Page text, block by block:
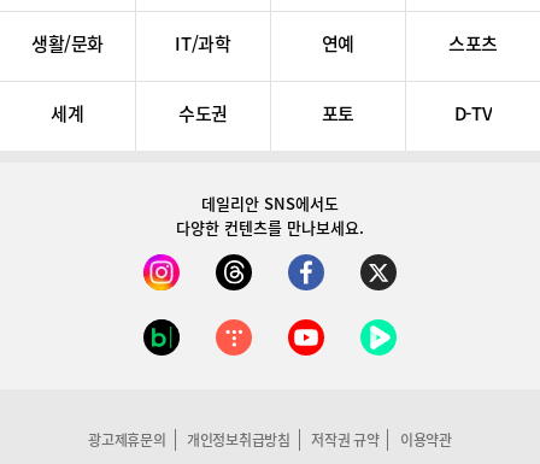
생활/문화 IT/과학 연예 스포츠
세계 수도권 포토 D-TV
데일리안 SNS에서도
다양한 컨텐츠를 만나보세요.
광고제휴문의 개인정보취급방침 저작권 규약 이용약관